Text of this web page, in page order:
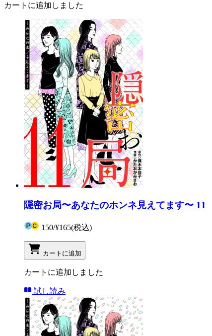
カートに追加しました
隠密お局〜あなたのホンネ見えてます〜 11
150/¥165(税込)
カートに追加
カートに追加しました
試し読み